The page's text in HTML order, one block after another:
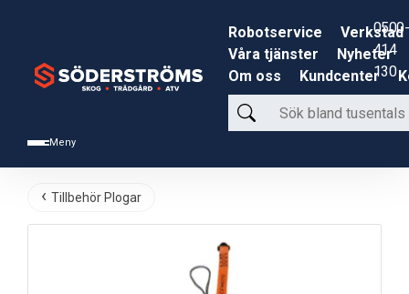
Meny
Robotservice
Verkstad
Våra tjänster
Nyheter
Om oss
Kundcenter
Sök
bland
produkter
0500-
414
130
Tillbehör Plogar